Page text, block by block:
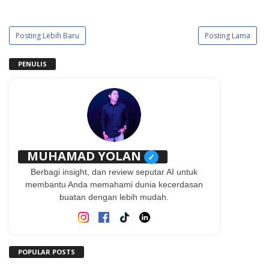
Posting Lebih Baru Posting Lama
PENULIS
MUHAMAD YOLAN ✓
Berbagi insight, dan review seputar AI untuk
membantu Anda memahami dunia kecerdasan
buatan dengan lebih mudah.
POPULAR POSTS